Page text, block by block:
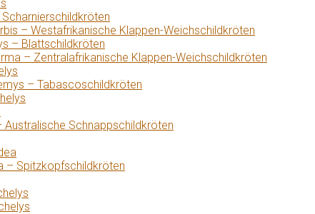
– Westafrikanische Klappen-Weichschildkröten
– Blattschildkröten
– Zentralafrikanische Klappen-Weichschildkröten
– Tabascoschildkröten
Australische Schnappschildkröten
– Spitzkopfschildkröten